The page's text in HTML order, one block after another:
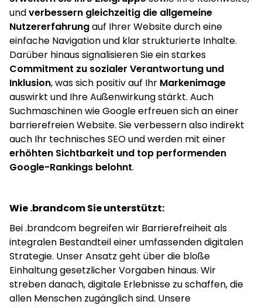
undverbessern gleichzeitig die allgemeine
Nutzererfahrungauf Ihrer Website durch eine
einfache Navigation und klar strukturierte Inhalte.
Darüber hinaus signalisieren Sie ein starkes
Commitment zu sozialer Verantwortung und
Inklusion, was sich positiv auf Ihr Markenimage
auswirkt und Ihre Außenwirkung stärkt. Auch
Suchmaschinen wie Google erfreuen sich an einer
barrierefreien Website. Sie verbessern also indirekt
auch Ihr technisches SEO und werden mit einer
erhöhten Sichtbarkeit und top performenden
Google-Rankings belohnt.
Wie .brandcom Sie unterstützt:
Bei .brandcom begreifen wir Barrierefreiheit als
integralen Bestandteil einer umfassenden digitalen
Strategie. Unser Ansatz geht über die bloße
Einhaltung gesetzlicher Vorgaben hinaus. Wir
streben danach, digitale Erlebnisse zu schaffen, die
allen Menschen zugänglich sind. Unsere